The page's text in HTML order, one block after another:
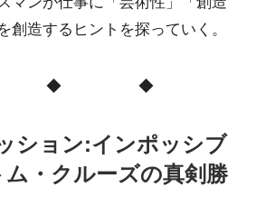
創造するヒントを探っていく。
◆ ◆
ション:インポッシブ
・クルーズの真剣勝